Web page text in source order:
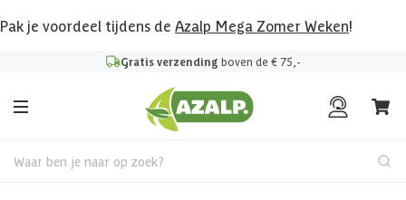
Pak je voordeel tijdens de Azalp Mega Zomer Weken!
Gratis verzending boven de € 75,-
Waar ben je naar op zoek?